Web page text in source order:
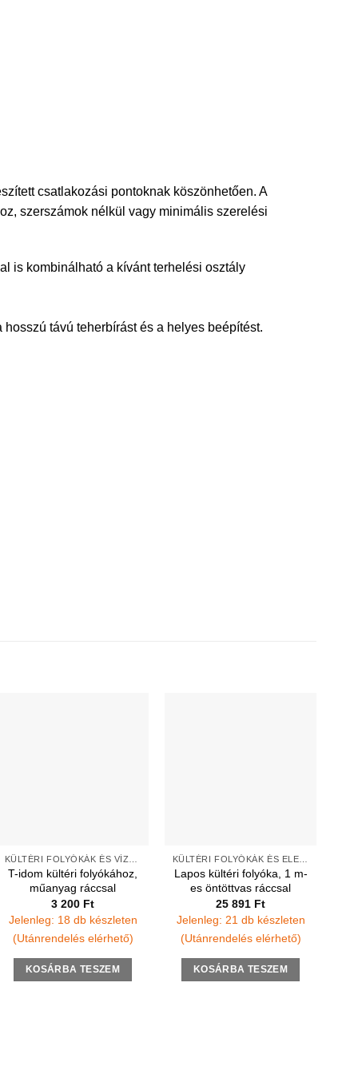
csatlakozási pontoknak köszönhetően. A
szerszámok nélkül vagy minimális szerelési
is kombinálható a kívánt terhelési osztály
hosszú távú teherbírást és a helyes beépítést.
T-idom kültéri folyókához,
műanyag ráccsal
3 200 Ft
Jelenleg: 18 db készleten
(Utánrendelés elérhető)
KOSÁRBA TESZEM
Lapos kültéri folyóka, 1 m-
es öntöttvas ráccsal
25 891 Ft
Jelenleg: 21 db készleten
(Utánrendelés elérhető)
KOSÁRBA TESZEM